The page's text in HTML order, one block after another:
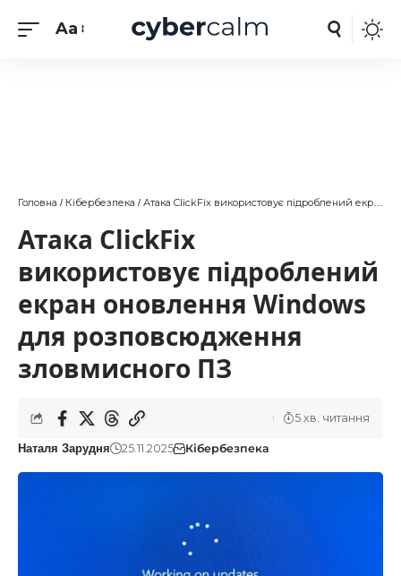
Aa
Головна / Кібербезпека / Атака ClickFix використовує підроблений екран оновлення Windows для розповсюдження зловмисного ПЗ
Атака ClickFix
використовує підроблений
екран оновлення Windows
для розповсюдження
зловмисного ПЗ
Наталя Зарудня 25.11.2025 Кібербезпека
5 хв. читання